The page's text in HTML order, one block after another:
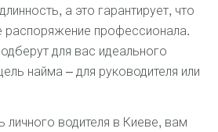
а это гарантирует, что
распоряжение профессионала.
для вас идеального
найма – для руководителя или
личного водителя в Киеве, вам